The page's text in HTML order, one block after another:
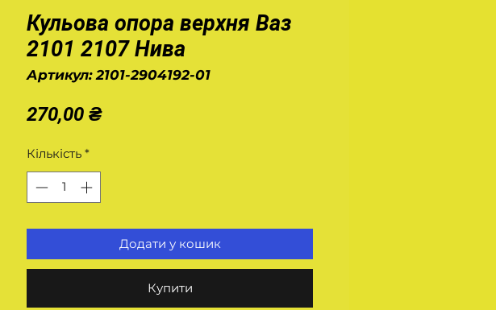
Кульова опора верхня Ваз
2101 2107 Нива
Артикул: 2101-2904192-01
270,00 ₴Ціна
Кількість *
Додати у кошик
Купити